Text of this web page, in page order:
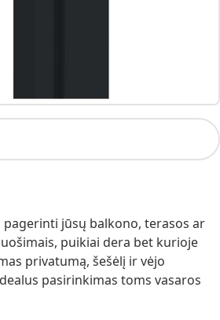
jūsų balkono, terasos ar
puikiai dera bet kurioje
privatumą, šešėlį ir vėjo
pasirinkimas toms vasaros